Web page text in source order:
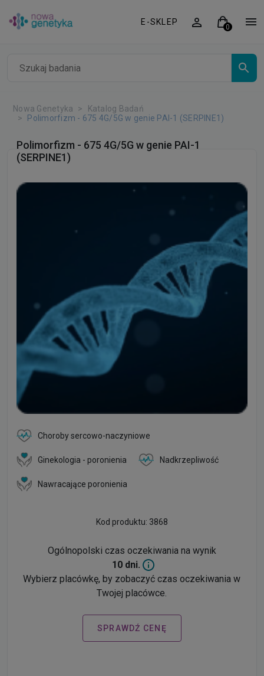
E-SKLEP
Nowa Genetyka
Katalog Badań
Polimorfizm - 675 4G/5G w genie PAI-1 (SERPINE1)
Polimorfizm - 675 4G/5G w genie PAI-1
(SERPINE1)
Choroby sercowo-naczyniowe
Ginekologia - poronienia Nadkrzepliwość
Nawracające poronienia
Kod produktu: 3868
Ogólnopolski czas oczekiwania na wynik
10 dni.
Wybierz placówkę, by zobaczyć czas oczekiwania w
Twojej placówce.
SPRAWDŹ CENĘ